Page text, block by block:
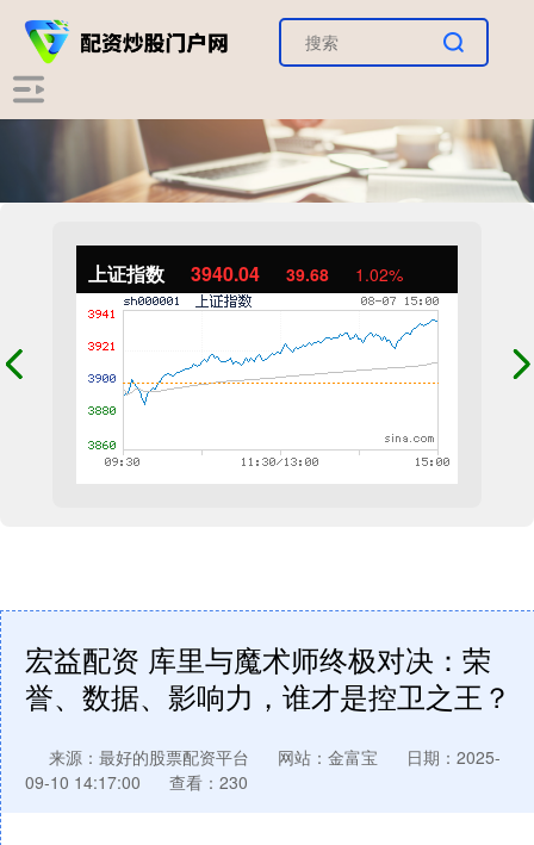
上证指数 3940.04 39.68 1.02%
宏益配资 库里与魔术师终极对决：荣
誉、数据、影响力，谁才是控卫之王？
来源：最好的股票配资平台 网站：金富宝
日期：2025-
09-10 14:17:00
查看：230